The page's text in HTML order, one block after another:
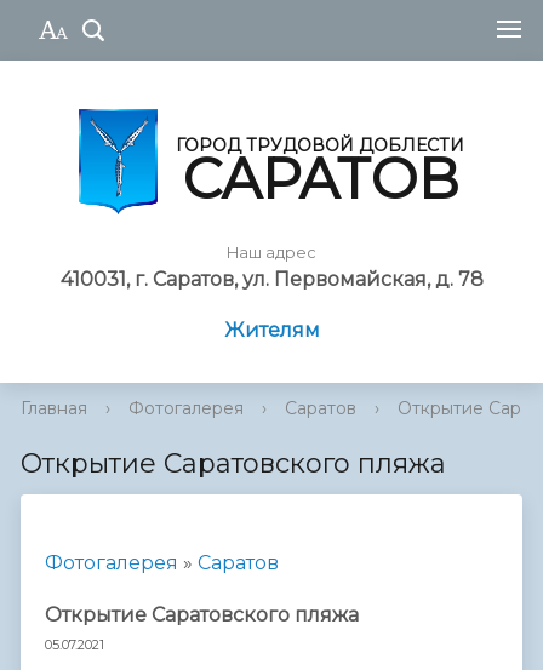
ГОРОД ТРУДОВОЙ ДОБЛЕСТИ
САРАТОВ
Наш адрес
410031, г. Саратов, ул. Первомайская, д. 78
Жителям
Главная › Фотогалерея › Саратов › Открытие
Открытие Саратовского пляжа
Фотогалерея » Саратов
Открытие Саратовского пляжа
05.07.2021